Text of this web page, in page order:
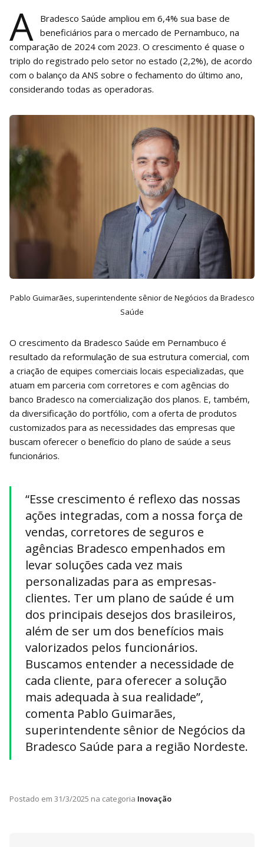
A
Bradesco Saúde ampliou em 6,4% sua base de
beneficiários para o mercado de Pernambuco, na
comparação de 2024 com 2023. O crescimento é quase o
triplo do registrado pelo setor no estado (2,2%), de acordo
com o balanço da ANS sobre o fechamento do último ano,
considerando todas as operadoras.
Pablo Guimarães, superintendente sênior de Negócios da Bradesco
Saúde
O crescimento da Bradesco Saúde em Pernambuco é
resultado da reformulação de sua estrutura comercial, com
a criação de equipes comerciais locais especializadas, que
atuam em parceria com corretores e com agências do
banco Bradesco na comercialização dos planos. E, também,
da diversificação do portfólio, com a oferta de produtos
customizados para as necessidades das empresas que
buscam oferecer o benefício do plano de saúde a seus
funcionários.
“Esse crescimento é reflexo das nossas
ações integradas, com a nossa força de
vendas, corretores de seguros e
agências Bradesco empenhados em
levar soluções cada vez mais
personalizadas para as empresas-
clientes. Ter um plano de saúde é um
dos principais desejos dos brasileiros,
além de ser um dos benefícios mais
valorizados pelos funcionários.
Buscamos entender a necessidade de
cada cliente, para oferecer a solução
mais adequada à sua realidade”,
comenta Pablo Guimarães,
superintendente sênior de Negócios da
Bradesco Saúde para a região Nordeste.
Postado em 31/3/2025 na categoria Inovação